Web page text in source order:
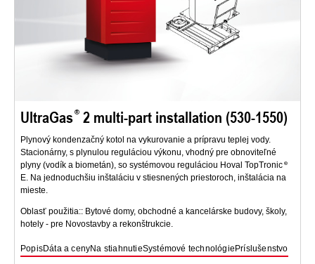
UltraGas 2 multi-part installation (530-1550)
Plynový kondenzačný kotol na vykurovanie a prípravu teplej vody.
Stacionárny, s plynulou reguláciou výkonu, vhodný pre obnoviteľné
plyny (vodík a biometán), so systémovou reguláciou Hoval TopTronic
E. Na jednoduchšiu inštaláciu v stiesnených priestoroch, inštalácia na
mieste.
Oblasť použitia:: Bytové domy, obchodné a kancelárske budovy, školy,
hotely - pre Novostavby a rekonštrukcie.
PopisDáta a cenyNa stiahnutieSystémové technológie Príslušenstvo